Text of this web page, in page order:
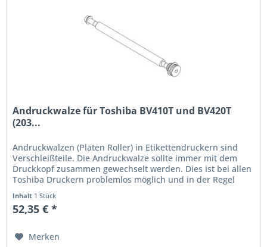
Andruckwalze für Toshiba BV410T und BV420T
(203...
Andruckwalzen (Platen Roller) in Etikettendruckern sind
Verschleißteile. Die Andruckwalze sollte immer mit dem
Druckkopf zusammen gewechselt werden. Dies ist bei allen
Toshiba Druckern problemlos möglich und in der Regel
Inhalt 1 Stück
52,35 € *
Merken